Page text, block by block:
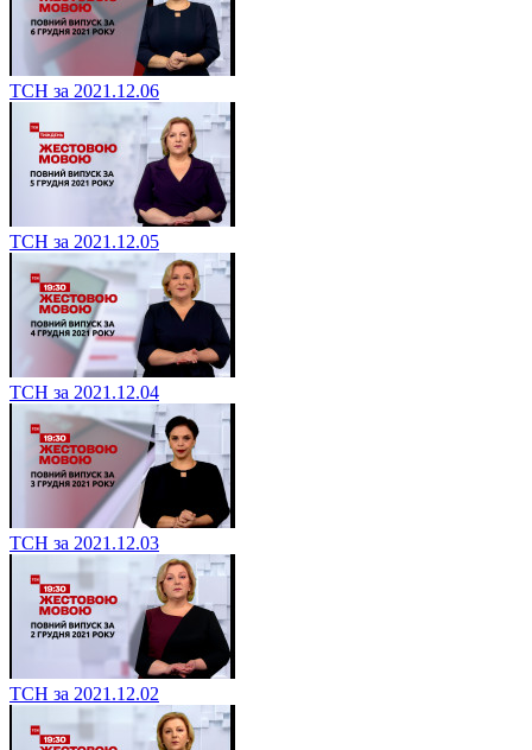
ТСН за 2021.12.06
ТСН за 2021.12.05
ТСН за 2021.12.04
ТСН за 2021.12.03
ТСН за 2021.12.02